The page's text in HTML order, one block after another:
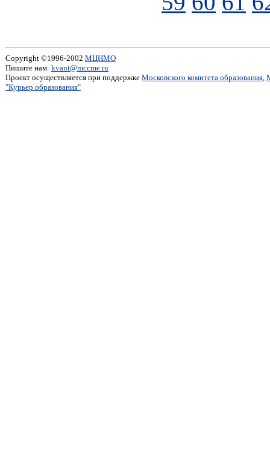
Copyright ©1996-2002 МЦНМО
Пишите нам: kvant@mccme.ru
Проект осуществляется при поддержке Московского комитета образования,
"Курьер образования"